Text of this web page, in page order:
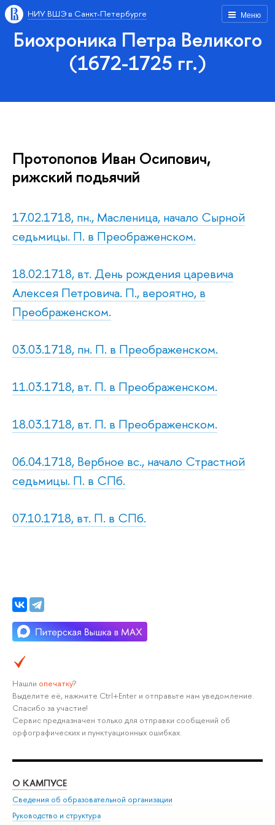
Меню
НИУ ВШЭ в Санкт-Петербурге
Биохроника Петра Великого
(1672-1725 гг.)
Протопопов Иван Осипович,
рижский подьячий
17.02.1718, пн., Масленица, начало Сырной
седьмицы. П. в Преображенском.
18.02.1718, вт. День рождения царевича
Алексея Петровича. П., вероятно, в
Преображенском.
03.03.1718, пн. П. в Преображенском.
11.03.1718, вт. П. в Преображенском.
18.03.1718, вт. П. в Преображенском.
06.04.1718, Вербное вс., начало Страстной
седьмицы. П. в СПб.
07.10.1718, вт. П. в СПб.
Нашли опечатку?
Выделите её, нажмите Ctrl+Enter и отправьте нам уведомление.
Спасибо за участие!
Сервис предназначен только для отправки сообщений об
орфографических и пунктуационных ошибках.
О КАМПУСЕ
Сведения об образовательной организации
Руководство и структура